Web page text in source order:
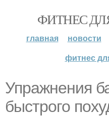
ФИТНЕС
главная новости
фитнес
Упражнения
быстрого